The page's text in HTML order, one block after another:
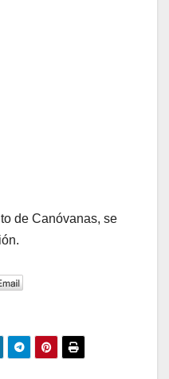
de Canóvanas, se